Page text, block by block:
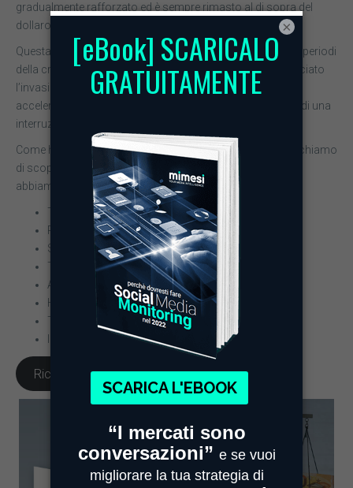
gradualmente rafforzato ed è sempre rimasto al di sopra del
dollaro.
Questa situazione si è mantenuta anche durante i peggiori periodi
della crisi del debito europeo, ma quando la Russia
ha lanciato
l’invasione dell’
Ucraina,
la tendenza si è invertita, con una
accelerazione in giugno a causa dell’aumentare dei timori di una
interruzione completa delle forniture di gas
Come hanno reagito consumatori, aziende e governi? Cerchiamo
di scoprirlo grazie all’analisi dei contenuti web e social che
abbiamo monitorato nell’ultimo mese, che fornirà:
Trend
Post più rilevanti
Sentiment
Topic correlati
Articoli e post più condivisi su Twitter
Hashtag più utilizzati
Top autori
Il profilo socio demografico degli autori dei post
Richiedi il report
×